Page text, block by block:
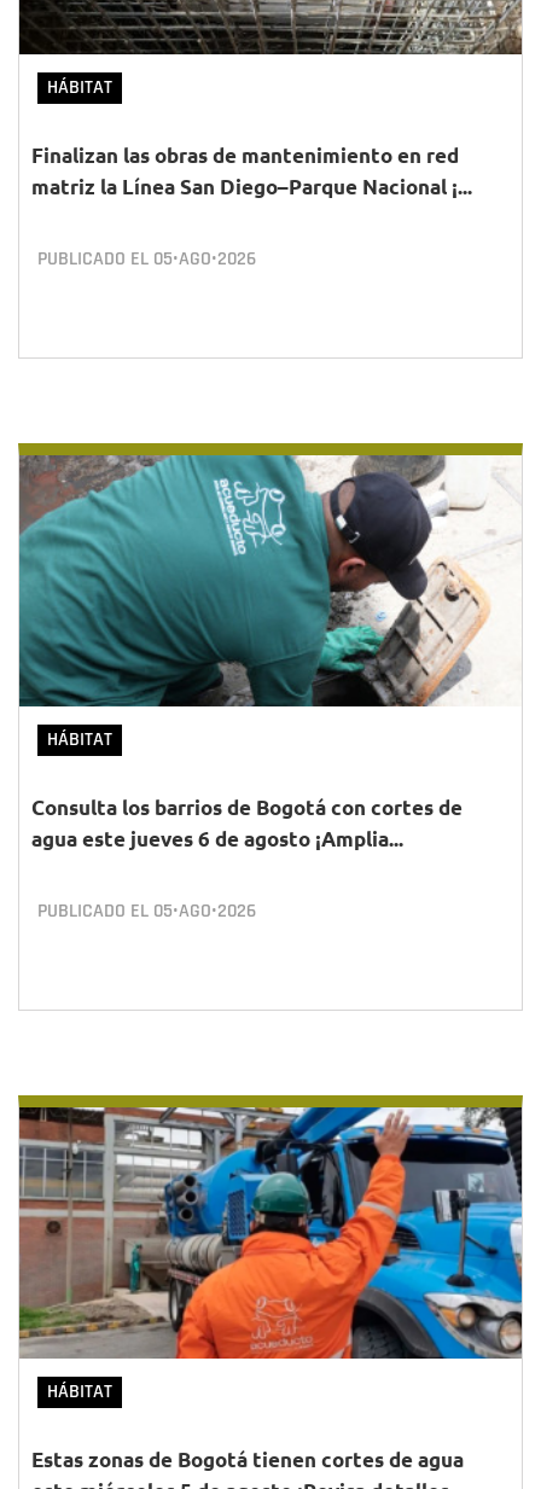
HÁBITAT
Finalizan las obras de mantenimiento en red
matriz la Línea San Diego–Parque Nacional ¡...
PUBLICADO EL 05•AGO•2026
HÁBITAT
Consulta los barrios de Bogotá con cortes de
agua este jueves 6 de agosto ¡Amplia...
PUBLICADO EL 05•AGO•2026
HÁBITAT
Estas zonas de Bogotá tienen cortes de agua